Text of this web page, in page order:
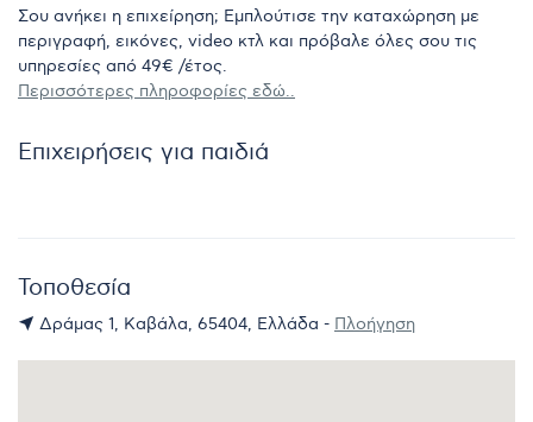
Σου ανήκει η επιχείρηση; Εμπλούτισε την καταχώρηση με
περιγραφή, εικόνες, video κτλ και πρόβαλε όλες σου τις
υπηρεσίες από 49€ /έτος.
Περισσότερες πληροφορίες εδώ..
Επιχειρήσεις για παιδιά
Τοποθεσία
Δράμας 1, Καβάλα, 65404, Ελλάδα - Πλοήγηση